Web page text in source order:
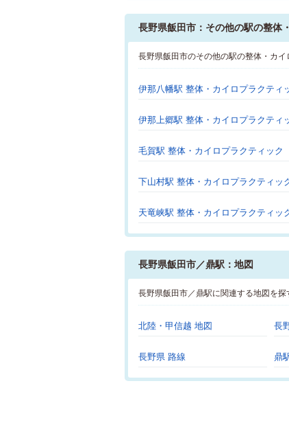
長野県飯田市：その他の駅の整体
長野県飯田市のその他の駅の整体・カ
伊那八幡駅 整体・カイロプラクティ
伊那上郷駅 整体・カイロプラクティ
毛賀駅 整体・カイロプラクティック
下山村駅 整体・カイロプラクティッ
天竜峡駅 整体・カイロプラクティッ
長野県飯田市／鼎駅：地図
長野県飯田市／鼎駅に関連する地図を探
北陸・甲信越 地図 長
長野県 路線 鼎